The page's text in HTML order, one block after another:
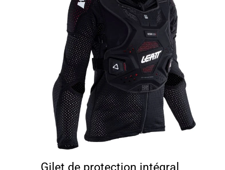
Gilet de protection intégral